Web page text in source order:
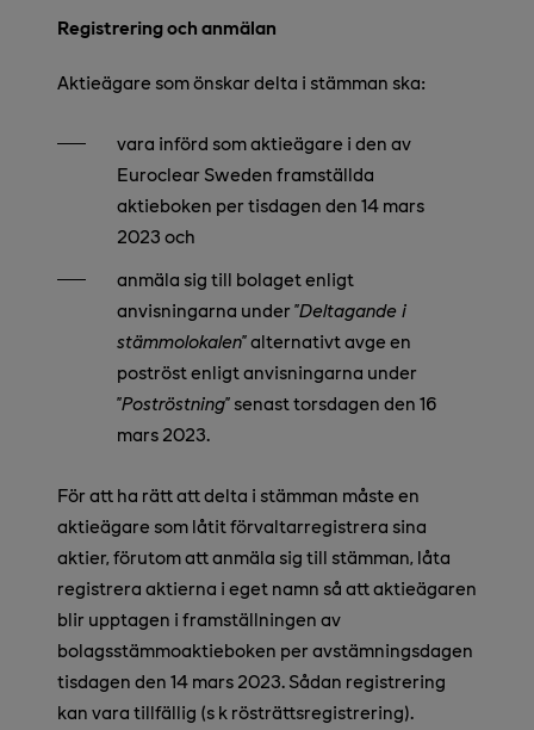
Registrering och anmälan
Aktieägare som önskar delta i stämman ska:
vara införd som aktieägare i den av
Euroclear Sweden framställda
aktieboken per tisdagen den 14 mars
2023 och
anmäla sig till bolaget enligt
anvisningarna under ”Deltagande i
stämmolokalen” alternativt avge en
poströst enligt anvisningarna under
”Poströstning” senast torsdagen den 16
mars 2023.
För att ha rätt att delta i stämman måste en
aktieägare som låtit förvaltarregistrera sina
aktier, förutom att anmäla sig till stämman, låta
registrera aktierna i eget namn så att aktieägaren
blir upptagen i framställningen av
bolagsstämmoaktieboken per avstämningsdagen
tisdagen den 14 mars 2023. Sådan registrering
kan vara tillfällig (s k rösträttsregistrering).